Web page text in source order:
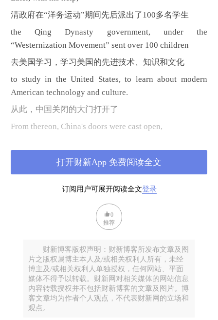
清政府在“洋务运动”期间先后派出了100多名学生
the Qing Dynasty government, under the
“Westernization Movement” sent over 100 children
去美国学习，学习美国的先进技术、知识和文化
to study in the United States, to learn about modern
American technology and culture.
从此，中国关闭的大门打开了
From thereon, China's doors were cast open,
and modern knowledge, technology and culture swept
in,
这为中国社会带来了最根本性的变化
bringing fundamental changes to Chinese society.
reform.
邓小平先生在中美还未建交之前
Prior to reinitiating diplomatic relations with the United
States,
订阅用户可展开阅读全文登录
打开财新App 免费阅读全文
0
推荐
财新博客版权声明：财新博客所发布文章及图
片之版权属博主本人及/或相关权利人所有，未经
博主及/或相关权利人单独授权，任何网站、平面
媒体不得予以转载。财新网对相关媒体的网站信息
内容转载授权并不包括财新博客的文章及图片。博
客文章均为作者个人观点，不代表财新网的立场和
观点。